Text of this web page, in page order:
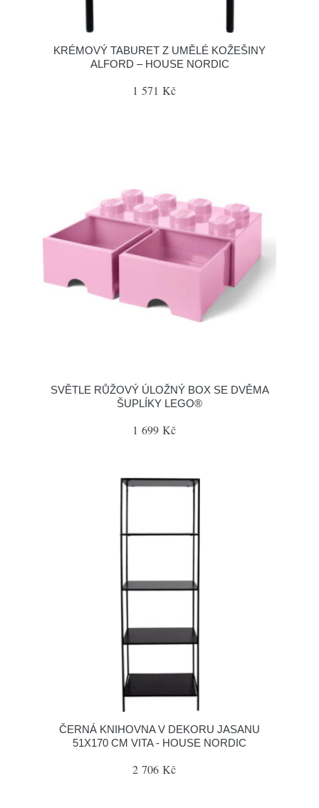
KRÉMOVÝ TABURET Z UMĚLÉ KOŽEŠINY
ALFORD – HOUSE NORDIC
1 571 Kč
SVĚTLE RŮŽOVÝ ÚLOŽNÝ BOX SE DVĚMA
ŠUPLÍKY LEGO®
1 699 Kč
ČERNÁ KNIHOVNA V DEKORU JASANU
51X170 CM VITA - HOUSE NORDIC
2 706 Kč